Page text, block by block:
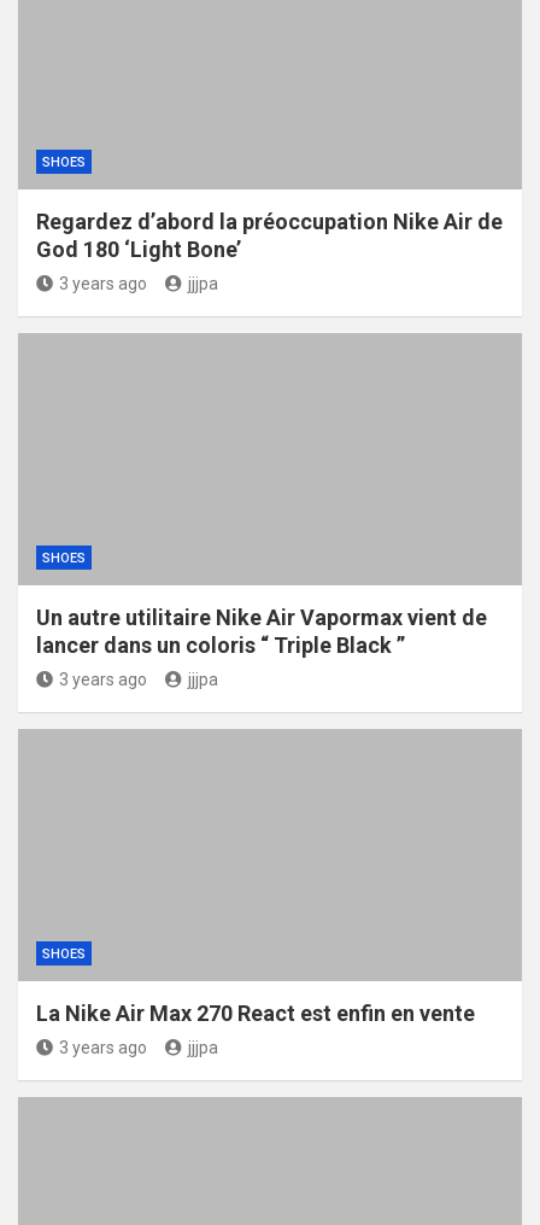
SHOES
Regardez d’abord la préoccupation Nike Air de
God 180 ‘Light Bone’
3 years ago jjjpa
SHOES
Un autre utilitaire Nike Air Vapormax vient de
lancer dans un coloris “ Triple Black ”
3 years ago jjjpa
SHOES
La Nike Air Max 270 React est enfin en vente
3 years ago jjjpa